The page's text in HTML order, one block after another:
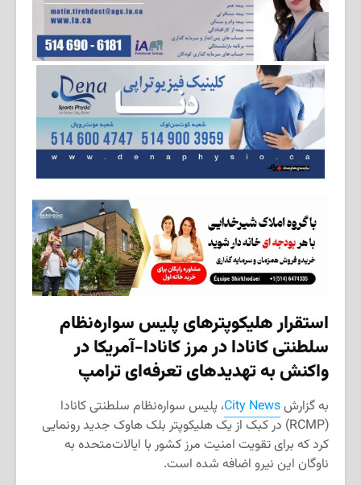
استقرار هلیکوپترهای پلیس سواره‌نظام
سلطنتی کانادا در مرز کانادا-آمریکا در
واکنش بهتهدیدهای تعرفه‌ای ترامپ
به گزارشCity News، پلیس سواره‌نظام سلطنتی کانادا
(RCMP) در کبک از یک هلیکوپتر بلک هاوک جدید رونمایی
کرد که برای تقویت امنیت مرز کشور با ایالات‌متحده به
ناوگان این نیرو اضافه شده است.